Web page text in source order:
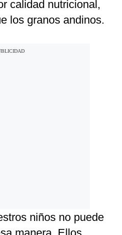
calidad nutricional,
los granos andinos.
niños no puede